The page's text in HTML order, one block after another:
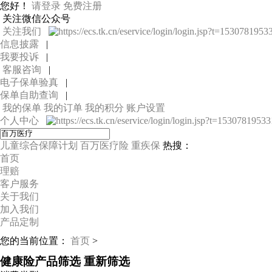
您好！ 请登录 免费注册
关注微信公众号
关注我们
信息披露 |
我要投诉 |
客服咨询 |
电子保单验真 |
保单自助查询 |
我的保单 我的订单 我的积分 账户设置
个人中心
儿童综合保障计划 百万医疗险 重疾保 热搜：
首页
理赔
客户服务
关于我们
加入我们
产品定制
您的当前位置： 首页 >
健康险产品筛选 重新筛选